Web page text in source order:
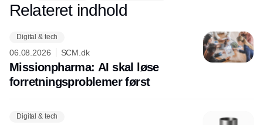
Annonce
Relateret indhold
Digital & tech
06.08.2026 SCM.dk
Missionpharma: AI skal løse
forretningsproblemer først
Digital & tech